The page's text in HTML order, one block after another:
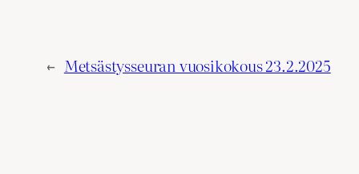
← Metsästysseuran vuosikokous 23.2.2025